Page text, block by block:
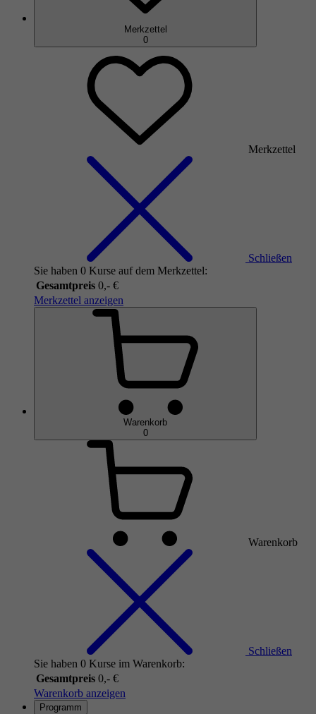
Merkzettel
0
Merkzettel
Schließen
Sie haben 0 Kurse auf dem Merkzettel:
Gesamtpreis 0,- €
Merkzettel anzeigen
Warenkorb
0
Warenkorb
Schließen
Sie haben 0 Kurse im Warenkorb:
Gesamtpreis 0,- €
Warenkorb anzeigen
Programm